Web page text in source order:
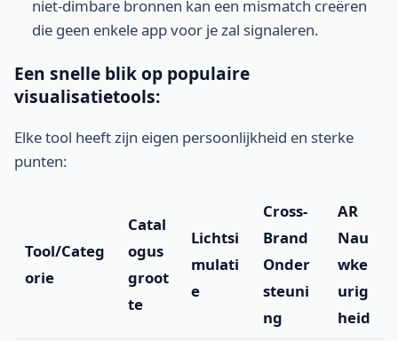
niet-dimbare bronnen kan een mismatch creëren
die geen enkele app voor je zal signaleren.
Een snelle blik op populaire
visualisatietools:
Elke tool heeft zijn eigen persoonlijkheid en sterke
punten:
Tool/Categ
orie
Catal
ogus
groot
te
Lichtsi
mulati
e
Cross-
Brand
Onder
steuni
ng
AR
Nau
wke
urig
heid